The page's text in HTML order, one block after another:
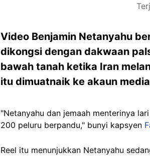
Video Benjamin Netanyahu
dikongsi dengan dakwaan
bawah tanah ketika Iran
itu dimuatnaik ke akaun
"Netanyahu dan jemaah menterinya
200 peluru berpandu," bunyi kapsyen
Reel itu menunjukkan Netanyahu